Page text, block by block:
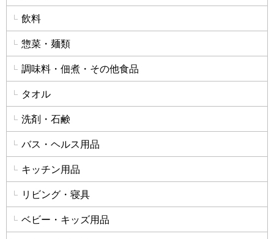
飲料
惣菜・麺類
調味料・佃煮・その他食品
タオル
洗剤・石鹸
バス・ヘルス用品
キッチン用品
リビング・寝具
ベビー・キッズ用品